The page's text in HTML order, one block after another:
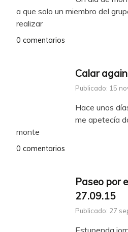
a que solo un miembro del
realizar
0 comentarios
Calar
Publicado: 15
Hace unos
me apetecía
monte
0 comentarios
Paseo por
27.09.15
Publicado: 27
Estupenda